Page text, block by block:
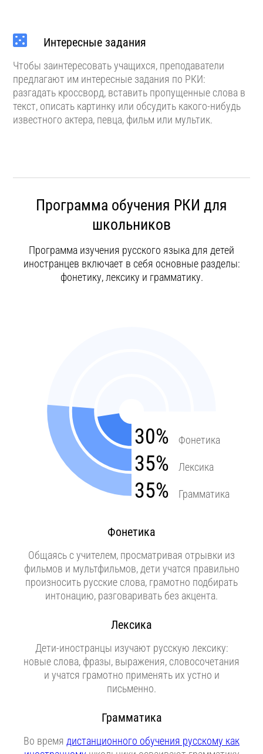
Интересные задания
Чтобы заинтересовать учащихся, преподаватели
предлагают им интересные задания по РКИ:
разгадать кроссворд, вставить пропущенные слова в
текст, описать картинку или обсудить какого-нибудь
известного актера, певца, фильм или мультик.
Программа обучения РКИ для
школьников
Программа изучения русского языка для детей
иностранцев включает в себя основные разделы:
фонетику, лексику и грамматику.
30% Фонетика
35% Лексика
35% Грамматика
Фонетика
Общаясь с учителем, просматривая отрывки из
фильмов и мультфильмов, дети учатся правильно
произносить русские слова, грамотно подбирать
интонацию, разговаривать без акцента.
Лексика
Дети-иностранцы изучают русскую лексику:
новые слова, фразы, выражения, словосочетания
и учатся грамотно применять их устно и
письменно.
Грамматика
Во время дистанционного обучения русскому как